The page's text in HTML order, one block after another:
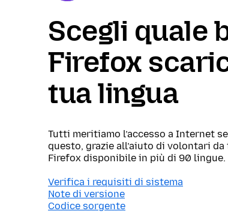
Scegli quale
Firefox
tua lingua
Tutti meritiamo l’accesso a Internet
questo, grazie all’aiuto di volontari
Firefox disponibile in più di 90 lingue.
Verifica i requisiti di sistema
Note di versione
Codice sorgente